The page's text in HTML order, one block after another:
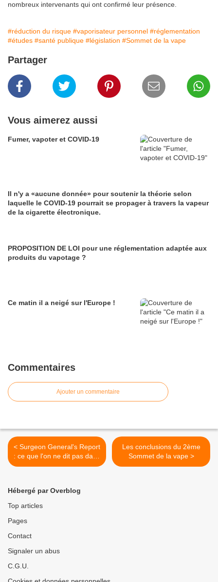
nombreux intervenants qui ont confirmé leur présence.
#réduction du risque #vaporisateur personnel #réglementation
#études #santé publique #législation #Sommet de la vape
Partager
Vous aimerez aussi
Fumer, vapoter et COVID-19
Il n'y a «aucune donnée» pour soutenir la théorie selon
laquelle le COVID-19 pourrait se propager à travers la vapeur
de la cigarette électronique.
PROPOSITION DE LOI pour une réglementation adaptée aux
produits du vapotage ?
Ce matin il a neigé sur l'Europe !
Commentaires
Ajouter un commentaire
< Surgeon General's Report
: ce que l'on ne dit pas dans
la presse
Les conclusions du 2ème
Sommet de la vape >
Hébergé par Overblog
Top articles
Pages
Contact
Signaler un abus
C.G.U.